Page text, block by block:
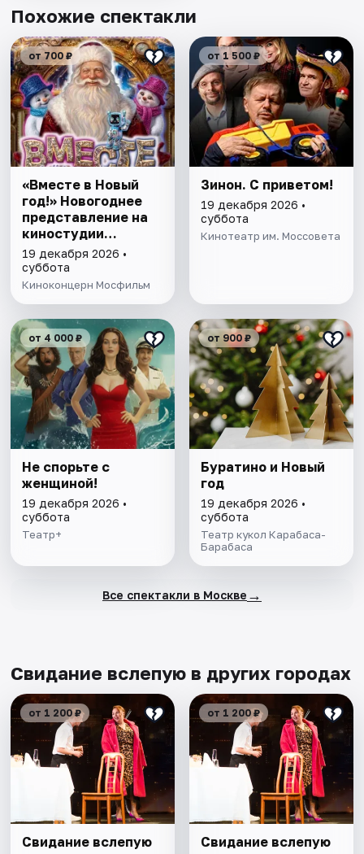
Похожие спектакли
от 700 ₽
«Вместе в Новый
год!» Новогоднее
представление на
киностудии
«Мосфильм»
19 декабря 2026 •
суббота
Киноконцерн Мосфильм
от 1 500 ₽
Зинон. С приветом!
19 декабря 2026 •
суббота
Кинотеатр им. Моссовета
от 4 000 ₽
Не спорьте с
женщиной!
19 декабря 2026 •
суббота
Театр+
от 900 ₽
Буратино и Новый
год
19 декабря 2026 •
суббота
Театр кукол Карабаса-
Барабаса
Все спектакли в Москве →
Свидание вслепую в других городах
от 1 200 ₽
Свидание вслепую
от 1 200 ₽
Свидание вслепую